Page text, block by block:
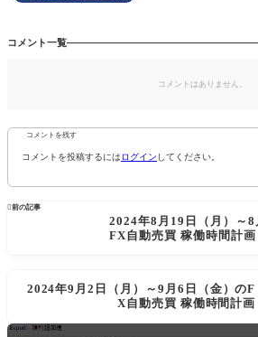
コメント一覧
コメントはありません。
コメントを残す
コメントを投稿するにはログイン してください。
前の記事
2024年8月19日（月）～
FX自動売買 稼働時間計画
2024年9月2日（月）～9月6日（金）のF
X自動売買 稼働時間計画